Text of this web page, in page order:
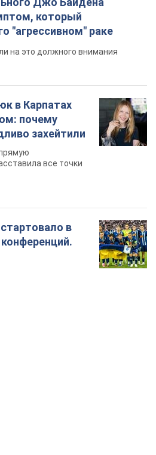
который
"агрессивном" раке
на это должного внимания
в Карпатах
почему
захейтили
все точки
в